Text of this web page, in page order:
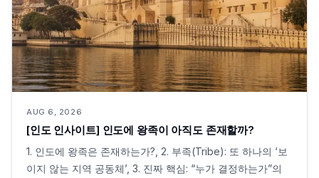
AUG 6, 2026
[인도 인사이트] 인도에 왕족이 아직도 존재할까?
1. 인도에 왕족은 존재하는가?, 2. 부족(Tribe): 또 하나의 ‘보
이지 않는 지역 공동체’, 3. 진짜 핵심: “누가 결정하는가”의